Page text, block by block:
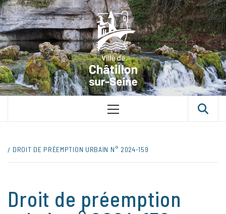
Skip
to
content
VILLE
SUR-SEINE
UNE VILLE DANS UN PARC
Primary
DROIT DE PRÉEMPTION URBAIN N° 2024-159
Droit de préemption